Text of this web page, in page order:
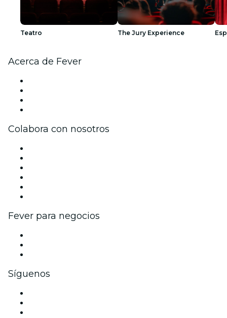
Teatro The Jury Experience
Acerca de Fever
Colabora con nosotros
Fever para negocios
Síguenos